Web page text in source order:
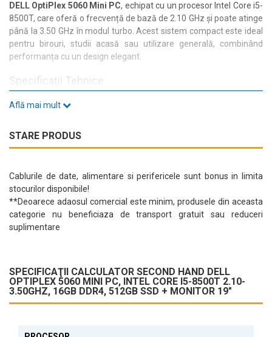
DELL OptiPlex 5060 Mini PC, echipat cu un procesor Intel Core i5-
8500T, care oferă o frecvență de bază de 2.10 GHz și poate atinge
până la 3.50 GHz în modul turbo. Acest sistem compact este ideal
pentru birouri, studii acasă sau utilizare generală, combinând
performanța cu un design elegant.
Specificații Tehnice
Calculatorul este dotat cu
Graphics, veți beneficia de o experiență vizuală plăcută, perfectă
pentru sarcini de zi cu zi.
Conectivitate și Porturi
DELL OptiPlex 5060 vine echipat cu multiple opțiuni de
conectivitate, inclusiv:
4x USB 3.0
2x DisplayPort
Aceste porturi facilitează conectarea diverselor periferice,
asigurându-vă că aveți tot ce vă trebuie la îndemână.
CarcasaMini PC
Află mai mult
STARE PRODUS
Cablurile de date, alimentare si perifericele sunt bonus in limita
stocurilor disponibile!
**Deoarece adaosul comercial este minim, produsele din aceasta
categorie nu beneficiaza de transport gratuit sau reduceri
suplimentare
SPECIFICAŢII CALCULATOR SECOND HAND DELL
OPTIPLEX 5060 MINI PC, INTEL CORE I5-8500T 2.10-
3.50GHZ, 16GB DDR4, 512GB SSD + MONITOR 19"